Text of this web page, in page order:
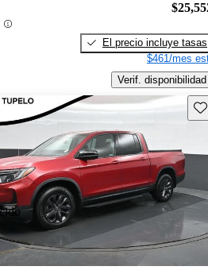
El precio incluye tasas
$461/mes
Verif. disponibilidad